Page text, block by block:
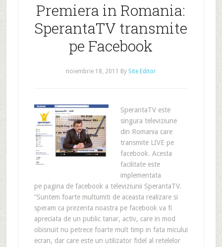
Premiera in Romania:
SperantaTV transmite
pe Facebook
noiembrie 18, 2011 By Site Editor
SperantaTV este
singura televiziune
din Romania care
transmite LIVE pe
facebook. Acesta
facilitate este
implementata
pe pagina de facebook a televiziunii SperantaTV.
“Suntem foarte multumiti de aceasta realizare si
speram ca prezenta noastra pe facebook va fi
apreciata de un public tanar, activ, care in mod
obisnuit nu petrece foarte mult timp in fata micului
ecran, dar care este un utilizator fidel al retelelor